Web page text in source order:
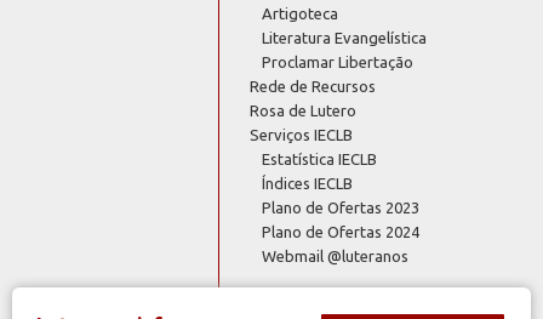
Artigoteca
Literatura Evangelística
Proclamar Libertação
Rede de Recursos
Rosa de Lutero
Serviços IECLB
Estatística IECLB
Índices IECLB
Plano de Ofertas 2023
Plano de Ofertas 2024
Webmail @luteranos